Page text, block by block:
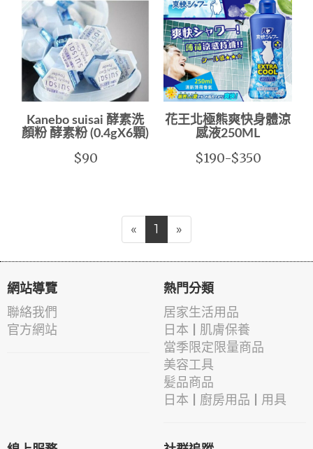
Kanebo suisai 酵素洗
顏粉 酵素粉 (0.4gX6顆)
$90
花王北極熊爽快身體涼
感液250ML
$190-$350
« 1 »
網站導覽
聯絡我們
官方網站
熱門分類
居家生活用品
日本 | 肌膚保養
當季限定限量商品
美容工具
髪品商品
日本 | 廚房用品 | 用具